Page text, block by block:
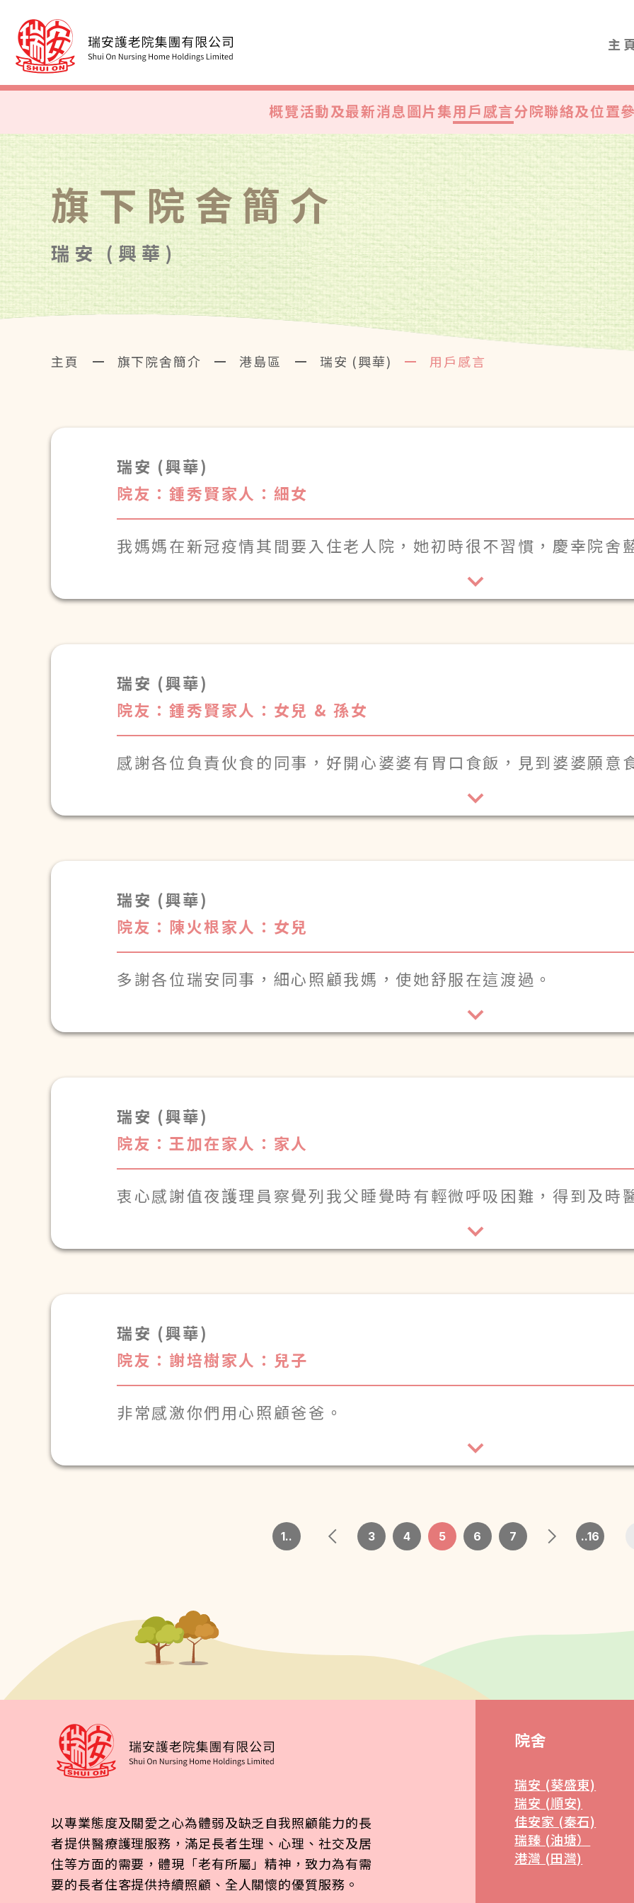
主
概覽活動及最新消息圖片集用戶感言分院聯絡及位置
旗下院舍簡介
瑞安 (興華)
主頁 旗下院舍簡介 港島區 瑞安 (興華) 用戶感言
瑞安 (興華)
院友：鍾秀賢家人：細女
我媽媽在新冠疫情其間要入住老人院，她初時很不習慣，慶幸院舍
瑞安 (興華)
院友：鍾秀賢家人：女兒 & 孫女
感謝各位負責伙食的同事，好開心婆婆有胃口食飯，見到婆婆願意
瑞安 (興華)
院友：陳火根家人：女兒
多謝各位瑞安同事，細心照顧我媽，使她舒服在這渡過。
瑞安 (興華)
院友：王加在家人：家人
衷心感謝值夜護理員察覺列我父睡覺時有輕微呼吸困難，得到及時
瑞安 (興華)
院友：謝培樹家人：兒子
非常感激你們用心照顧爸爸。
1.. 3 4 5 6 7 ..16
以專業態度及關愛之心為體弱及缺乏自我照顧能力的長
者提供醫療護理服務，滿足長者生理、心理、社交及居
住等方面的需要，體現「老有所屬」精神，致力為有需
要的長者住客提供持續照顧、全人關懷的優質服務。
院舍
瑞安 (葵盛東)
瑞安 (順安)
佳安家 (秦石)
瑞臻 (油塘）
港灣 (田灣)